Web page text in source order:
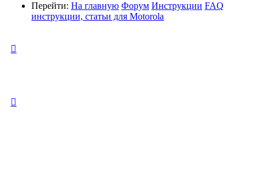
Перейти: На главную Форум Инструкции FAQ
инструкции, статьи для Motorola